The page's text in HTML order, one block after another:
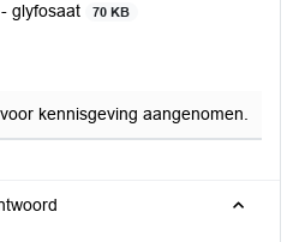
glyfosaat
70 KB
kennisgeving aangenomen.